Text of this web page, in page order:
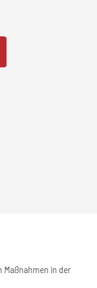
Maßnahmen in der